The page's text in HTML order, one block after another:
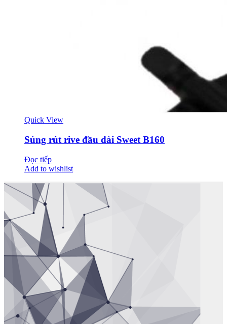
Quick View
Súng rút rive đầu dài Sweet B160
Đọc tiếp
Add to wishlist